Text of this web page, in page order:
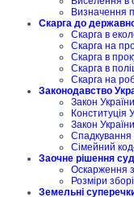
Визначення
Скарга до
Скарга в
Скарга на
Скарга в
Скарга в
Скарга на
Законодавство
Закон
Конституція
Закон
Спадкування
Сімейний
Заочне рішення
Оскарження
Розміри
Земельні